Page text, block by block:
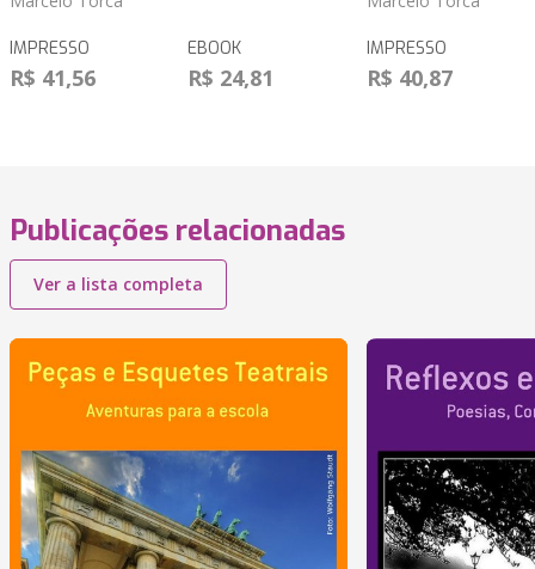
IMPRESSO
R$ 41,56
EBOOK
R$ 24,81
IMPRESSO
R$ 40,87
Publicações relacionadas
Ver a lista completa